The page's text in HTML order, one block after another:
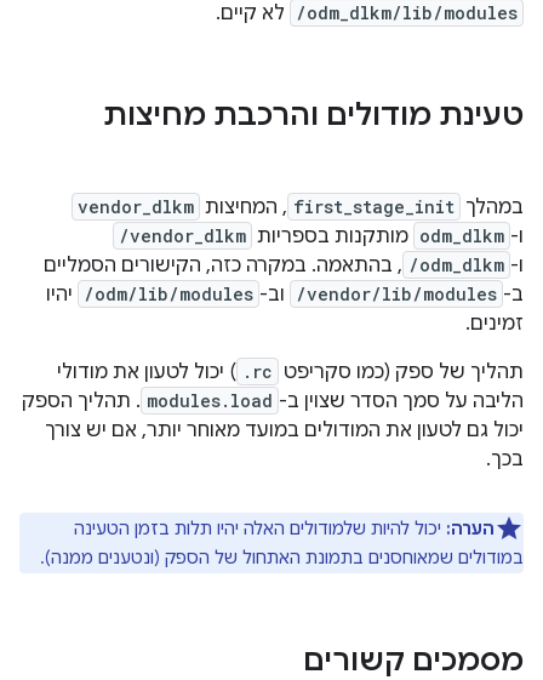
/odm_dlkm/lib/modules לא קיים.
טעינת מודולים והרכבת מחיצות
במהלך first_stage_init , המחיצות vendor_dlkm
ו- odm_dlkm מותקנות בספריות /vendor_dlkm
ו- /odm_dlkm , בהתאמה. במקרה כזה, הקישורים הסמליים
ב- /vendor/lib/modules וב- /odm/lib/modules
יהיו
זמינים.
תהליך של ספק (כמו סקריפט .rc ) יכול לטעון את מודולי
הליבה על סמך הסדר שצוין ב- modules.load . תהליך הספק
יכול גם לטעון את המודולים במועד מאוחר יותר, אם יש צורך
בכך.
הערה: יכול להיות שלמודולים האלה יהיו תלות בזמן הטעינה
במודולים שמאוחסנים בתמונת האתחול של הספק (ונטענים ממנה).
מסמכים קשורים